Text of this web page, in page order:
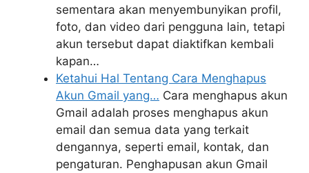
sementara akan menyembunyikan profil,
foto, dan video dari pengguna lain, tetapi
akun tersebut dapat diaktifkan kembali
kapan…
Ketahui Hal Tentang Cara Menghapus
Akun Gmail yang… Cara menghapus akun
Gmail adalah proses menghapus akun
email dan semua data yang terkait
dengannya, seperti email, kontak, dan
pengaturan. Penghapusan akun Gmail